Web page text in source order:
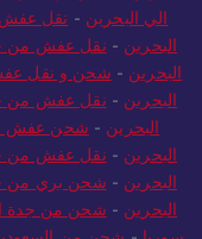
الي البحرين - نقل عفش
البحرين - نقل عفش من
البحرين - شحن و نقل
البحرين - نقل عفش من
البحرين - شحن عفش
البحرين - نقل عفش من
البحرين - شحن بري من
البحرين - شحن من جدة